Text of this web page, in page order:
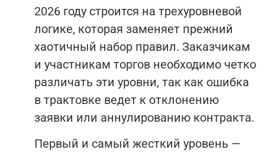
2026 году строится на трехуровневой
логике, которая заменяет прежний
хаотичный набор правил. Заказчикам
и участникам торгов необходимо четко
различать эти уровни, так как ошибка
в трактовке ведет к отклонению
заявки или аннулированию контракта.
Первый и самый жесткий уровень —